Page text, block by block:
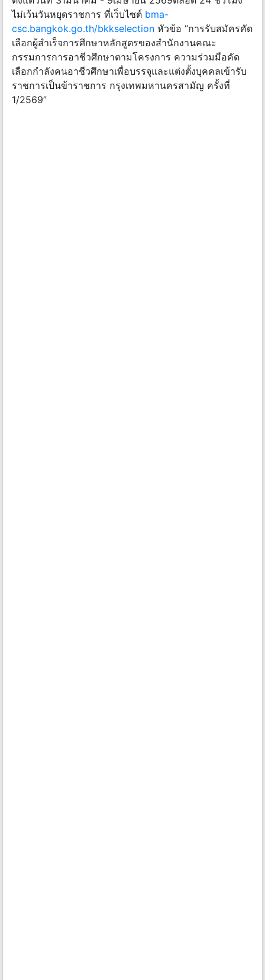
ไม่เว้นวันหยุดราชการ ที่เว็บไซต์ bma-
csc.bangkok.go.th/bkkselection หัวข้อ “การรับสมัครคัด
เลือกผู้สําเร็จการศึกษาหลักสูตรของสํานักงานคณะ
กรรมการการอาชีวศึกษาตามโครงการ ความร่วมมือคัด
เลือกกําลังคนอาชีวศึกษาเพื่อบรรจุและแต่งตั้งบุคคลเข้ารับ
ราชการเป็นข้าราชการ กรุงเทพมหานครสามัญ ครั้งที่
1/2569”